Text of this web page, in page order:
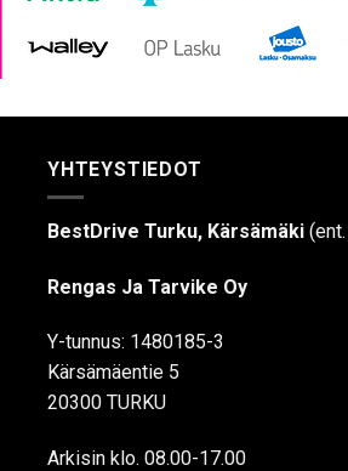
YHTEYSTIEDOT
BestDrive Turku, Kärsämäki
Rengas Ja Tarvike Oy
Y-tunnus: 1480185-3
Kärsämäentie 5
20300 TURKU
Arkisin klo. 08.00-17.00